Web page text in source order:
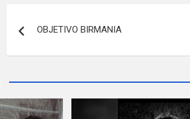
de
OBJETIVO BIRMANIA